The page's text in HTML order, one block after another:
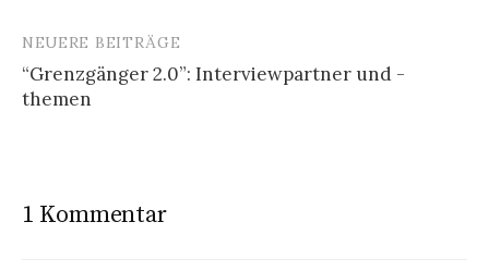
e
i
a
NEUERE BEITRÄGE
“Grenzgänger 2.0”: Interviewpartner und -
themen
1 Kommentar